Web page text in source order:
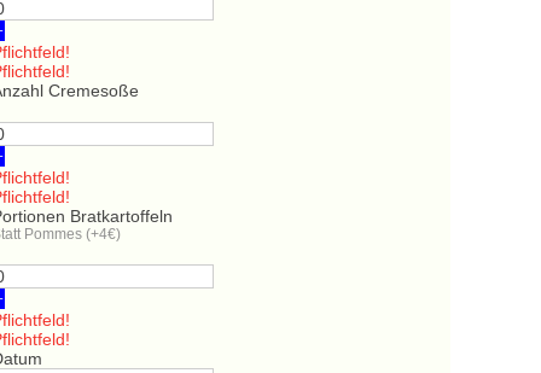
Cremesoße
Bratkartoffeln
Pommes (+4€)